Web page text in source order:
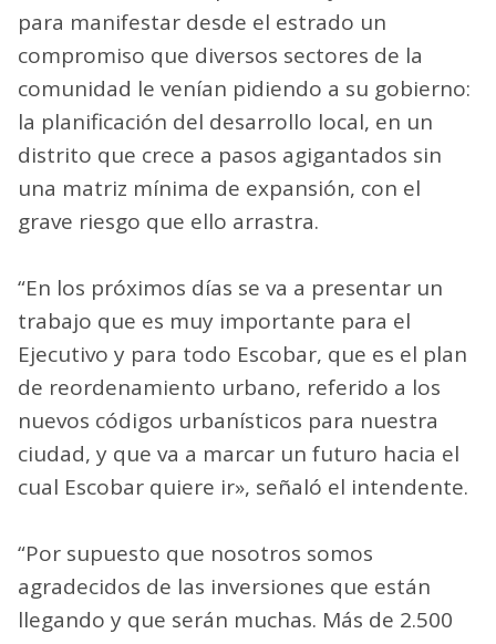
para manifestar desde el estrado un
compromiso que diversos sectores de la
comunidad le venían pidiendo a su gobierno:
la planificación del desarrollo local, en un
distrito que crece a pasos agigantados sin
una matriz mínima de expansión, con el
grave riesgo que ello arrastra.
“En los próximos días se va a presentar un
trabajo que es muy importante para el
Ejecutivo y para todo Escobar, que es el plan
de reordenamiento urbano, referido a los
nuevos códigos urbanísticos para nuestra
ciudad, y que va a marcar un futuro hacia el
cual Escobar quiere ir», señaló el intendente.
“Por supuesto que nosotros somos
agradecidos de las inversiones que están
llegando y que serán muchas. Más de 2.500